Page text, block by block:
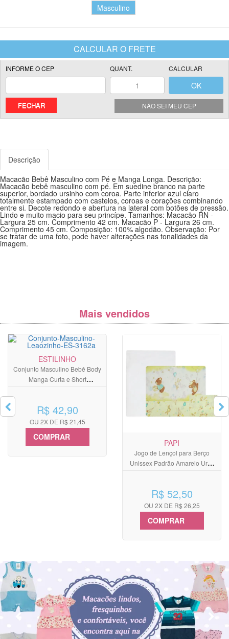
Masculino
NÃO SEI MEU CEP
FECHAR
Descrição
Macacão Bebê Masculino com Pé e Manga Longa. Descrição:
Macacão bebê masculino com pé. Em suedine branco na parte
superior, bordado ursinho com coroa. Parte inferior azul claro
totalmente estampado com castelos, coroas e corações combinando
entre si. Decote redondo e abertura na lateral com botões de pressão.
Lindo e muito macio para seu princípe. Tamanhos: Macacão RN -
Largura 25 cm. Comprimento 42 cm. Macacão P - Largura 26 cm.
Comprimento 45 cm. Composição: 100% algodão. Observação: Por
se tratar de uma foto, pode haver alterações nas tonalidades da
imagem.
Mais vendidos
ESTILINHO
Conjunto Masculino Bebê Body
Manga Curta e Short
R$ 42,90
OU 2X DE R$ 21,45
COMPRAR
PAPI
Jogo de Lençol para Berço
Unissex Padrão Amarelo Urso
R$ 52,50
OU 2X DE R$ 26,25
COMPRAR